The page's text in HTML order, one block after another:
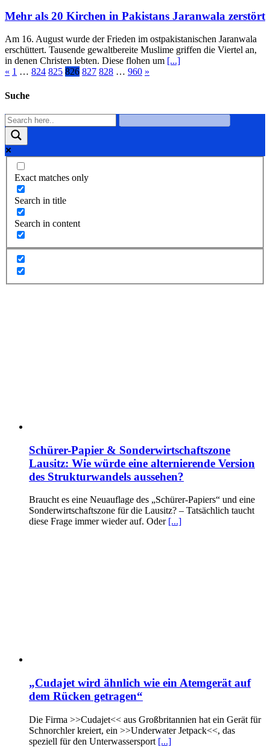
Mehr als 20 Kirchen in Pakistans Jaranwala zerstört
Am 16. August wurde der Frieden im ostpakistanischen Jaranwala
erschüttert. Tausende gewaltbereite Muslime griffen die Viertel an,
in denen Christen lebten. Diese flohen um [...]
« 1 … 824 825 826 827 828 … 960 »
Suche
Exact matches only
Search in title
Search in content
Schürer-Papier & Sonderwirtschaftszone
Lausitz: Wie würde eine alternierende Version
des Strukturwandels aussehen?
Braucht es eine Neuauflage des „Schürer-Papiers“ und eine
Sonderwirtschaftszone für die Lausitz? – Tatsächlich taucht
diese Frage immer wieder auf. Oder [...]
„Cudajet wird ähnlich wie ein Atemgerät auf
dem Rücken getragen“
Die Firma >>Cudajet<< aus Großbritannien hat ein Gerät für
Schnorchler kreiert, ein >>Underwater Jetpack<<, das
speziell für den Unterwassersport [...]